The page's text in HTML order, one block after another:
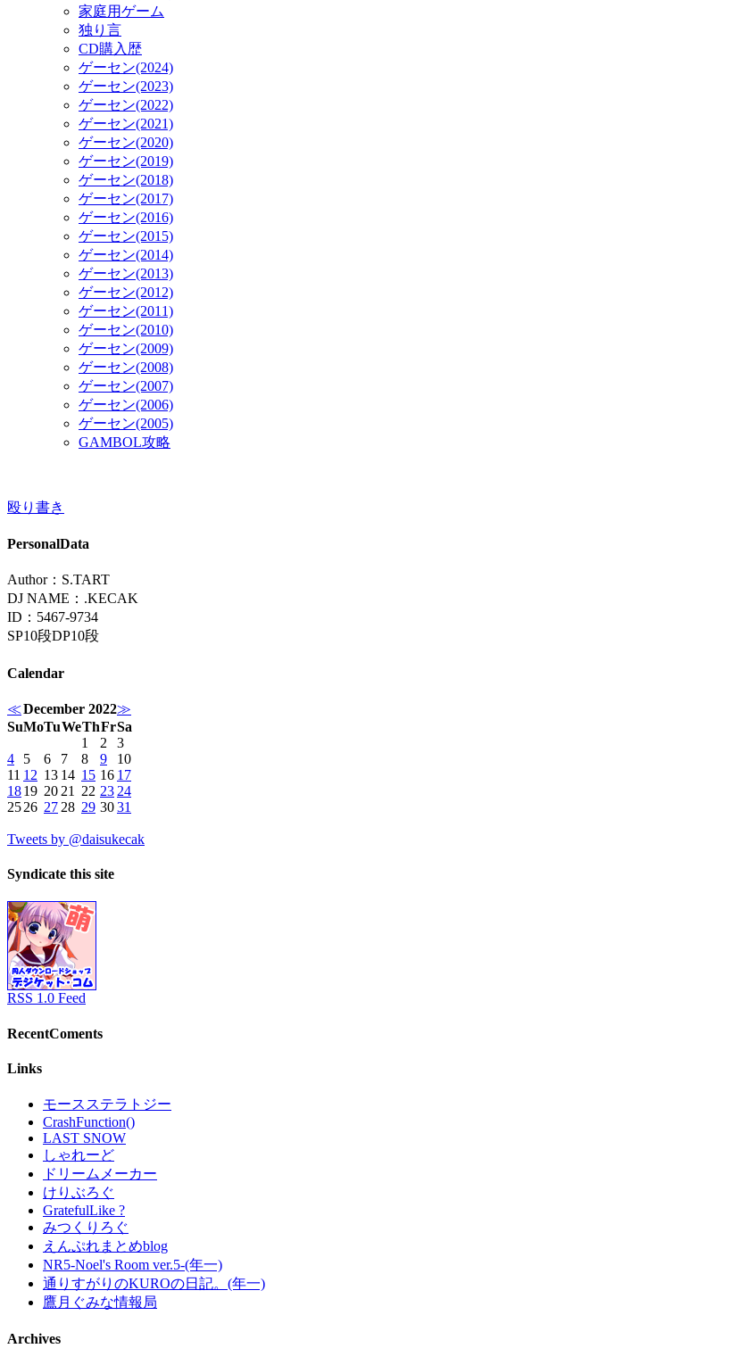
家庭用ゲーム
独り言
CD購入歴
ゲーセン(2024)
ゲーセン(2023)
ゲーセン(2022)
ゲーセン(2021)
ゲーセン(2020)
ゲーセン(2019)
ゲーセン(2018)
ゲーセン(2017)
ゲーセン(2016)
ゲーセン(2015)
ゲーセン(2014)
ゲーセン(2013)
ゲーセン(2012)
ゲーセン(2011)
ゲーセン(2010)
ゲーセン(2009)
ゲーセン(2008)
ゲーセン(2007)
ゲーセン(2006)
ゲーセン(2005)
GAMBOL攻略
殴り書き
PersonalData
Author：S.TART
DJ NAME：.KECAK
ID：5467-9734
SP10段DP10段
Calendar
≪December 2022≫
SuMoTuWeThFrSa
1
2
3
4
5 6 7 8 9
10
11 12 13 14 15 16 17
1819 20 21 22 23 24
2526 27 28 29 3031
Tweets by @daisukecak
Syndicate this site
RSS 1.0 Feed
RecentComents
Links
モースステラトジー
CrashFunction()
LAST SNOW
しゃれーど
ドリームメーカー
けりぶろぐ
GratefulLike ?
みつくりろぐ
えんぷれまとめblog
NR5-Noel's Room ver.5-(年一)
通りすがりのKUROの日記。(年一)
鷹月ぐみな情報局
Archives